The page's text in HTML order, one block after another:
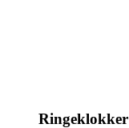
Ringeklokker